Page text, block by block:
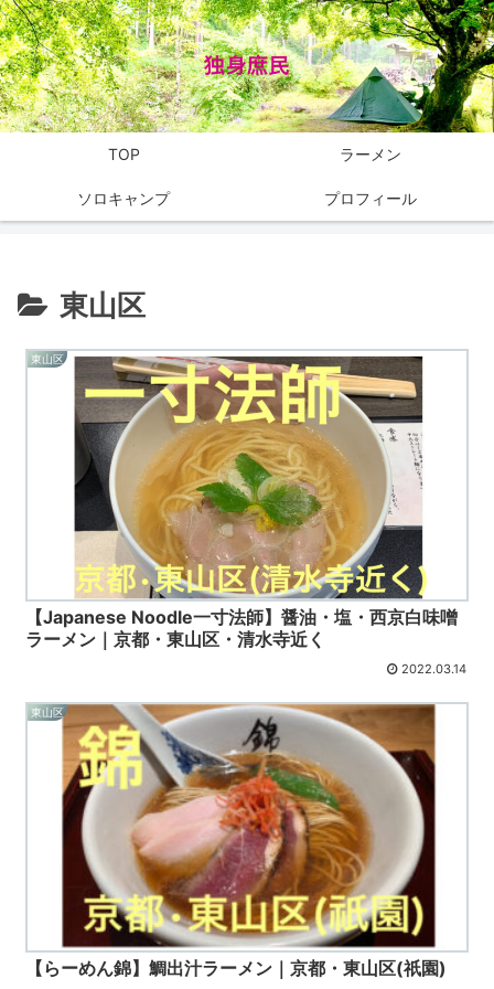
TOP ラーメン
ソロキャンプ プロフィール
東山区
東山区
【Japanese Noodle一寸法師】醤油・塩・西京白味噌
ラーメン｜京都・東山区・清水寺近く
2022.03.14
東山区
【らーめん錦】鯛出汁ラーメン｜京都・東山区(祇園)